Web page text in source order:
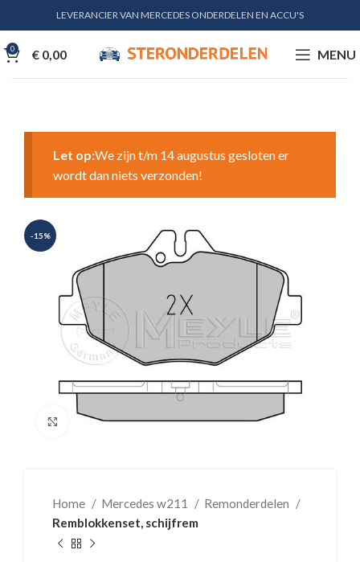
LEVERANCIER VAN MERCEDES ONDERDELEN EN ACCU'S
0 € 0,00 MENU
Let op:We zijn t/m 14 augustus gesloten er
wordt dan niets verzonden!
-15%
Klik voor vergroting
Home Mercedes w211
Remonderdelen
Remblokkenset, schijfrem